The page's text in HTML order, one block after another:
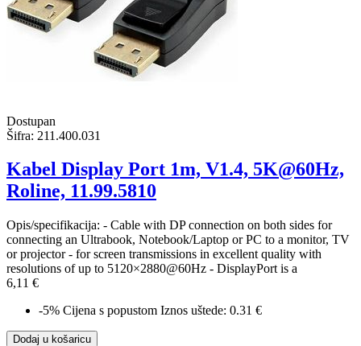
Dostupan
Šifra: 211.400.031
Kabel Display Port 1m, V1.4, 5K@60Hz,
Roline, 11.99.5810
Opis/specifikacija: - Cable with DP connection on both sides for
connecting an Ultrabook, Notebook/Laptop or PC to a monitor, TV
or projector - for screen transmissions in excellent quality with
resolutions of up to 5120×2880@60Hz - DisplayPort is a
6,11 €
-5% Cijena s popustom Iznos uštede: 0.31 €
Dodaj u košaricu